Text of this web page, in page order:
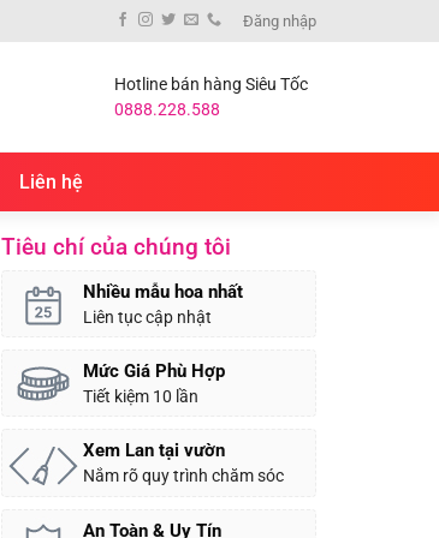
Đăng nhập
Hotline bán hàng Siêu Tốc
0888.228.588
Liên hệ
Tiêu chí của chúng tôi
Nhiều mẫu hoa nhất
Liên tục cập nhật
Mức Giá Phù Hợp
Tiết kiệm 10 lần
Xem Lan tại vườn
Nắm rõ quy trình chăm sóc
An Toàn & Uy Tín